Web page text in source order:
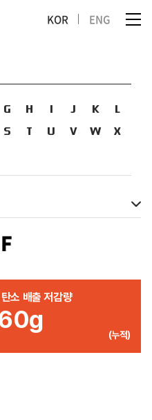
KOR ENG
G H I J K
L
S T U V W
X
소 배출 저감량
(누적)